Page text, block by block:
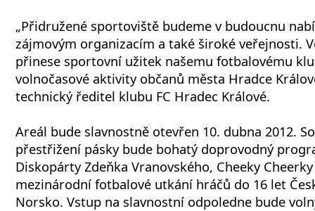
„Přidružené sportoviště budeme v budoucnu
zájmovým organizacím a také široké veřejnosti.
přinese sportovní užitek našemu fotbalovému
volnočasové aktivity občanů města Hradce
technický ředitel klubu FC Hradec Králové.
Areál bude slavnostně otevřen 10. dubna 2012.
přestřižení pásky bude bohatý doprovodný
Diskopárty Zdeňka Vranovského, Cheeky
mezinárodní fotbalové utkání hráčů do 16 let
Norsko. Vstup na slavnostní odpoledne bude